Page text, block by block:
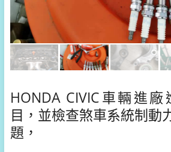
HONDA CIVIC車輛進
目，並檢查煞車系統制動
題，